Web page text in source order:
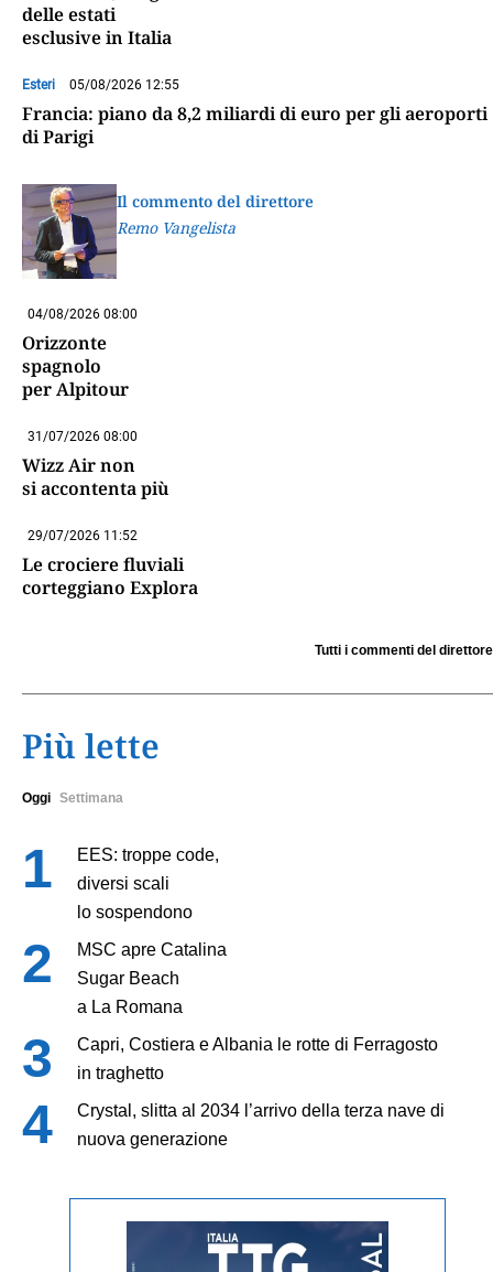
delle estati
esclusive in Italia
Esteri 05/08/2026 12:55
Francia: piano da 8,2 miliardi di euro per gli aeroporti
di Parigi
Il commento del direttore
Remo Vangelista
04/08/2026 08:00
Orizzonte
spagnolo
per Alpitour
31/07/2026 08:00
Wizz Air non
si accontenta più
29/07/2026 11:52
Le crociere fluviali
corteggiano Explora
Tutti i commenti del direttore
Più lette
Oggi Settimana
EES: troppe code,
diversi scali
lo sospendono
MSC apre Catalina
Sugar Beach
a La Romana
Capri, Costiera e Albania le rotte di Ferragosto
in traghetto
Crystal, slitta al 2034 l’arrivo della terza nave di
nuova generazione